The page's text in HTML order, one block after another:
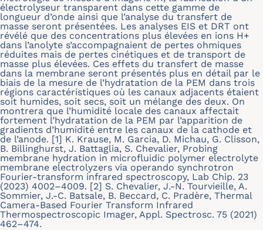
électrolyseur transparent dans cette gamme de
longueur d’onde ainsi que l’analyse du transfert de
masse seront présentées. Les analyses EIS et DRT ont
révélé que des concentrations plus élevées en ions H+
dans l’anolyte s’accompagnaient de pertes ohmiques
réduites mais de pertes cinétiques et de transport de
masse plus élevées. Ces effets du transfert de masse
dans la membrane seront présentés plus en détail par le
biais de la mesure de l’hydratation de la PEM dans trois
régions caractéristiques où les canaux adjacents étaient
soit humides, soit secs, soit un mélange des deux. On
montrera que l’humidité locale des canaux affectait
fortement l’hydratation de la PEM par l’apparition de
gradients d’humidité entre les canaux de la cathode et
de l’anode. [1] K. Krause, M. Garcia, D. Michau, G. Clisson,
B. Billinghurst, J. Battaglia, S. Chevalier, Probing
membrane hydration in microfluidic polymer electrolyte
membrane electrolyzers via operando synchrotron
Fourier-transform infrared spectroscopy, Lab Chip. 23
(2023) 4002–4009. [2] S. Chevalier, J.-N. Tourvieille, A.
Sommier, J.-C. Batsale, B. Beccard, C. Pradère, Thermal
Camera-Based Fourier Transform Infrared
Thermospectroscopic Imager, Appl. Spectrosc. 75 (2021)
462–474.